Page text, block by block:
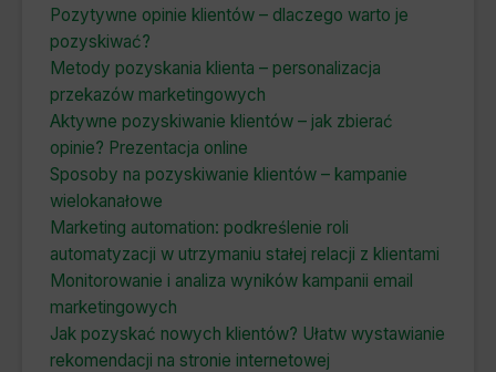
Pozytywne opinie klientów – dlaczego warto je
pozyskiwać?
Metody pozyskania klienta – personalizacja
przekazów marketingowych
Aktywne pozyskiwanie klientów – jak zbierać
opinie? Prezentacja online
Sposoby na pozyskiwanie klientów – kampanie
wielokanałowe
Marketing automation: podkreślenie roli
automatyzacji w utrzymaniu stałej relacji z klientami
Monitorowanie i analiza wyników kampanii email
marketingowych
Jak pozyskać nowych klientów? Ułatw wystawianie
rekomendacji na stronie internetowej